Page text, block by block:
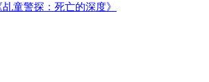
乩童警探：死亡的深度》